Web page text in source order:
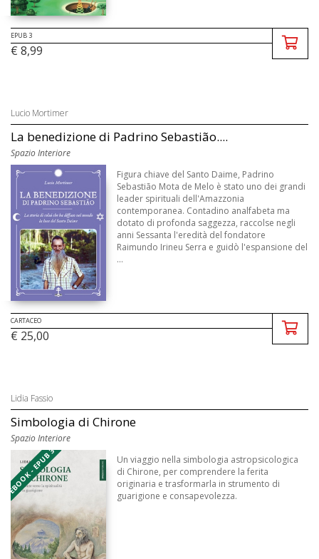
EPUB 3
€ 8,99
Lucio Mortimer
La benedizione di Padrino Sebastião....
Spazio Interiore
Figura chiave del Santo Daime, Padrino
Sebastião Mota de Melo è stato uno dei grandi
leader spirituali dell'Amazzonia
contemporanea. Contadino analfabeta ma
dotato di profonda saggezza, raccolse negli
anni Sessanta l'eredità del fondatore
Raimundo Irineu Serra e guidò l'espansione del
...
CARTACEO
€ 25,00
Lidia Fassio
Simbologia di Chirone
Spazio Interiore
EBOOK - EPUB 3
Un viaggio nella simbologia astropsicologica
di Chirone, per comprendere la ferita
originaria e trasformarla in strumento di
guarigione e consapevolezza.